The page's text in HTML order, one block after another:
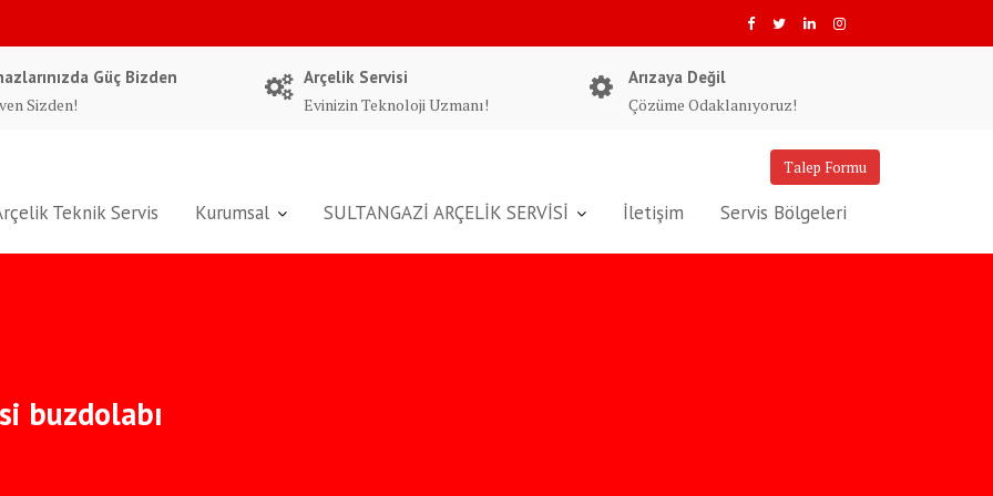
Güç Bizden
Sizden!
Arçelik Servisi
Evinizin Teknoloji Uzmanı!
Arızaya Değil
Çözüme Odaklanıyoruz!
Talep Formu
Teknik Servis Kurumsal SULTANGAZİ ARÇELİK SERVİSİ İletişim Servis Bölgeleri
buzdolabı